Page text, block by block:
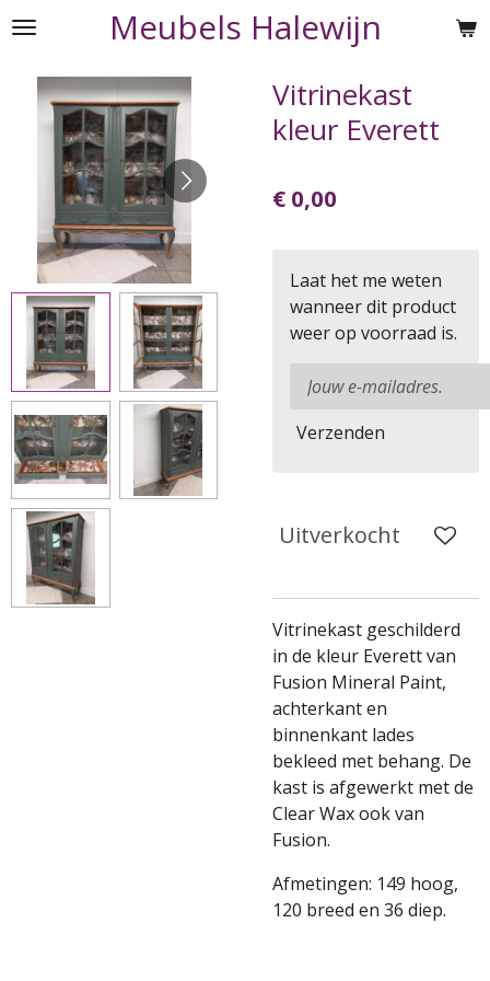
Ga
naar
hoofdinhoud
Meubels Halewijn
Vitrinekast
kleur Everett
€ 0,00
Laat het me weten
wanneer dit product
weer op voorraad is.
Verzenden
Uitverkocht
Vitrinekast geschilderd
in de kleur Everett van
Fusion Mineral Paint,
achterkant en
binnenkant lades
bekleed met behang. De
kast is afgewerkt met de
Clear Wax ook van
Fusion.
Afmetingen: 149 hoog,
120 breed en 36 diep.